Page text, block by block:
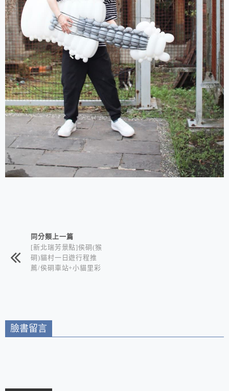
相連文章同分類上一篇
[新北瑞芳景點]侯硐(猴
硐)貓村一日遊行程推
薦/侯硐車站+小貓里彩
臉書留言